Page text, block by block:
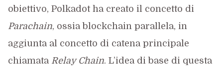
obiettivo, Polkadot ha creato il concetto di
Parachain, ossia blockchain parallela, in
aggiunta al concetto di catena principale
chiamata Relay Chain. L’idea di base di questa